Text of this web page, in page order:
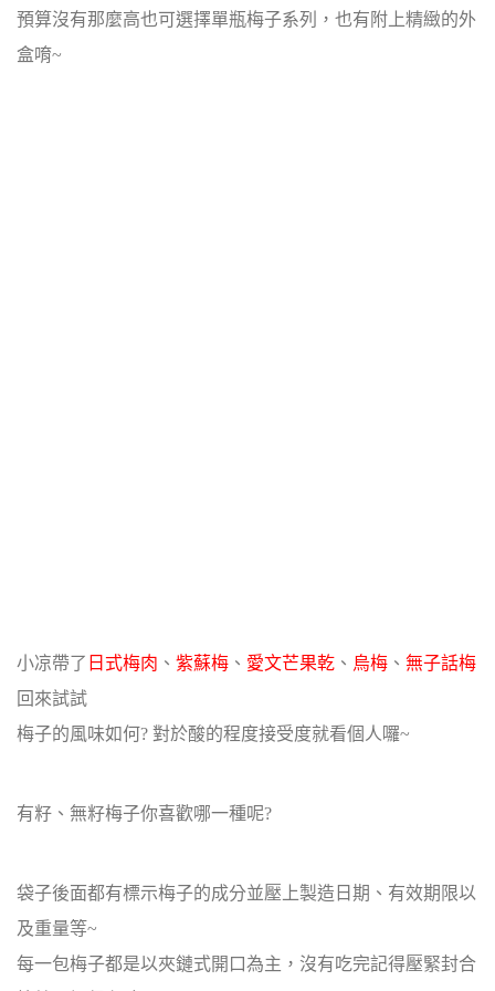
預算沒有那麼高也可選擇單瓶梅子系列，也有附上精緻的外
盒唷~
小凉帶了 日式梅肉 、 紫蘇梅 、 愛文芒果乾 、 烏梅 、 無子話梅
回來試試
梅子的風味如何? 對於酸的程度接受度就看個人囉~
有籽、無籽梅子你喜歡哪一種呢?
袋子後面都有標示梅子的成分並壓上製造日期、有效期限以
及重量等~
每一包梅子都是以夾鏈式開口為主，沒有吃完記得壓緊封合